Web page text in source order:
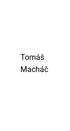
Tomáš
Macháč